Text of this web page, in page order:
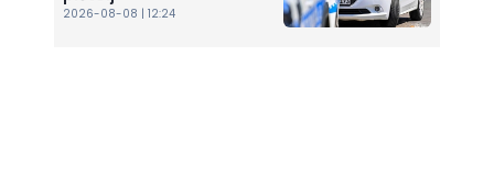
2026-08-08 | 12:24